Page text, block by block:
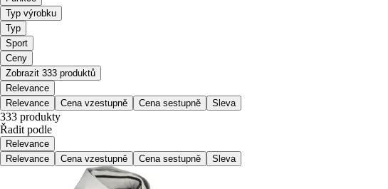
Typ výrobku
Typ
Sport
Ceny
Zobrazit 333 produktů
Relevance
Relevance
Cena vzestupně Cena sestupně Sleva
333 produkty
Řadit podle
Relevance
Relevance
Cena vzestupně Cena sestupně Sleva